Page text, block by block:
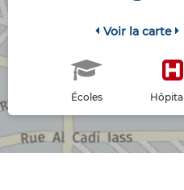
Voir la carte
Écoles